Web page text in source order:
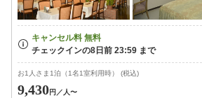
お1人さま1泊（1名1室利用時） (税込)
9,430円 ／人〜